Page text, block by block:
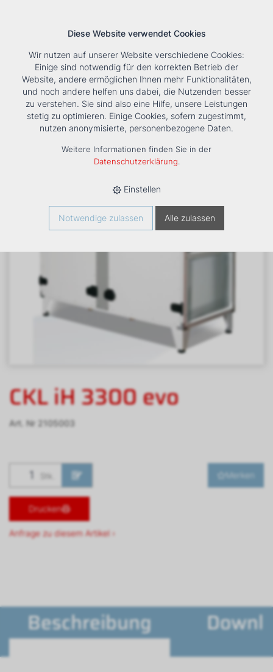
Tools Unternehmen Karriere KontaktSuche
HOME › PRODUKTE › LÜFTUNG › LÜFTUNGSGERÄTE KOMPAKT
CKL IH 3300 EVO
CKL iH 3300 evo
Art. Nr 2105003
Stk. Merken
Drucken
Anfrage zu diesem Artikel ›
Beschreibung
Diese Website verwendet Cookies
Wir nutzen auf unserer Website verschiedene Cookies:
Einige sind notwendig für den korrekten Betrieb der
Website, andere ermöglichen Ihnen mehr Funktionalitäten,
und noch andere helfen uns dabei, die Nutzenden besser
zu verstehen. Sie sind also eine Hilfe, unsere Leistungen
stetig zu optimieren. Einige Cookies, sofern zugestimmt,
nutzen anonymisierte, personenbezogene Daten.
Weitere Informationen finden Sie in der
Datenschutzerklärung.
Einstellen
Notwendige zulassen Alle zulassen